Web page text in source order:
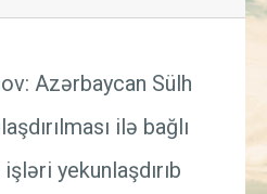
İqtisadiyyat
Azərbaycan Sülh
ilə bağlı
yekunlaşdırıb